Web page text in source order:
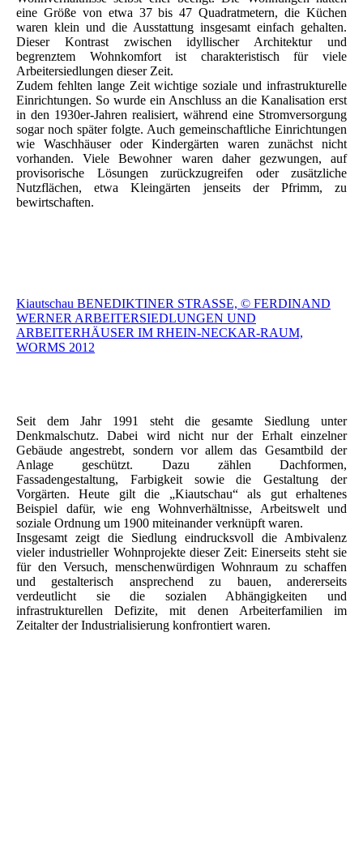
eine Größe von etwa 37 bis 47 Quadratmetern, die Küchen
waren klein und die Ausstattung insgesamt einfach gehalten.
Dieser Kontrast zwischen idyllischer Architektur und
begrenztem Wohnkomfort ist charakteristisch für viele
Arbeitersiedlungen dieser Zeit.
Zudem fehlten lange Zeit wichtige soziale und infrastrukturelle
Einrichtungen. So wurde ein Anschluss an die Kanalisation erst
in den 1930er-Jahren realisiert, während eine Stromversorgung
sogar noch später folgte. Auch gemeinschaftliche Einrichtungen
wie Waschhäuser oder Kindergärten waren zunächst nicht
vorhanden. Viele Bewohner waren daher gezwungen, auf
provisorische Lösungen zurückzugreifen oder zusätzliche
Nutzflächen, etwa Kleingärten jenseits der Pfrimm, zu
bewirtschaften.
Kiautschau BENEDIKTINER STRASSE, © FERDINAND
WERNER ARBEITERSIEDLUNGEN UND
ARBEITERHÄUSER IM RHEIN-NECKAR-RAUM,
WORMS 2012
Seit dem Jahr 1991 steht die gesamte Siedlung unter
Denkmalschutz. Dabei wird nicht nur der Erhalt einzelner
Gebäude angestrebt, sondern vor allem das Gesamtbild der
Anlage geschützt. Dazu zählen Dachformen,
Fassadengestaltung, Farbigkeit sowie die Gestaltung der
Vorgärten. Heute gilt die „Kiautschau“ als gut erhaltenes
Beispiel dafür, wie eng Wohnverhältnisse, Arbeitswelt und
soziale Ordnung um 1900 miteinander verknüpft waren.
Insgesamt zeigt die Siedlung eindrucksvoll die Ambivalenz
vieler industrieller Wohnprojekte dieser Zeit: Einerseits steht sie
für den Versuch, menschenwürdigen Wohnraum zu schaffen
und gestalterisch ansprechend zu bauen, andererseits
verdeutlicht sie die sozialen Abhängigkeiten und
infrastrukturellen Defizite, mit denen Arbeiterfamilien im
Zeitalter der Industrialisierung konfrontiert waren.